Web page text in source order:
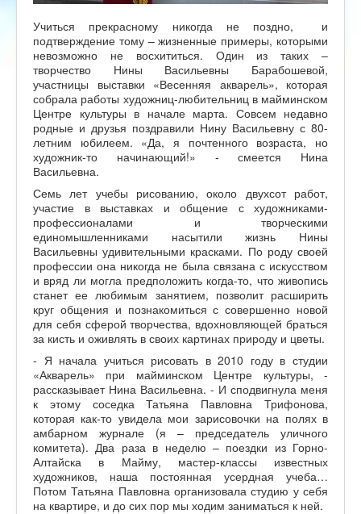
Учиться прекрасному никогда не поздно, и
подтверждение тому – жизненные примеры, которыми
невозможно не восхититься. Один из таких –
творчество Нины Васильевны Барабошевой,
участницы выставки «Весенняя акварель», которая
собрала работы художниц-любительниц в майминском
Центре культуры в начале марта. Совсем недавно
родные и друзья поздравили Нину Васильевну с 80-
летним юбилеем. «Да, я почтенного возраста, но
художник-то начинающий!» - смеется Нина
Васильевна.
Семь лет учебы рисованию, около двухсот работ,
участие в выставках и общение с художниками-
профессионалами и творческими
единомышленниками насытили жизнь Нины
Васильевны удивительными красками. По роду своей
профессии она никогда не была связана с искусством
и вряд ли могла предположить когда-то, что живопись
станет ее любимым занятием, позволит расширить
круг общения и познакомиться с совершенно новой
для себя сферой творчества, вдохновляющей браться
за кисть и оживлять в своих картинах природу и цветы.
- Я начала учиться рисовать в 2010 году в студии
«Акварель» при майминском Центре культуры, -
рассказывает Нина Васильевна. - И сподвигнула меня
к этому соседка Татьяна Павловна Трифонова,
которая как-то увидела мои зарисовочки на полях в
амбарном журнале (я – председатель уличного
комитета). Два раза в неделю – поездки из Горно-
Алтайска в Майму, мастер-классы известных
художников, наша постоянная усердная учеба…
Потом Татьяна Павловна организовала студию у себя
на квартире, и до сих пор мы ходим заниматься к ней.